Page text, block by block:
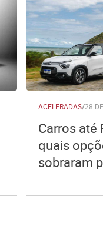
ACELERADAS/28
Carros até
quais
sobraram